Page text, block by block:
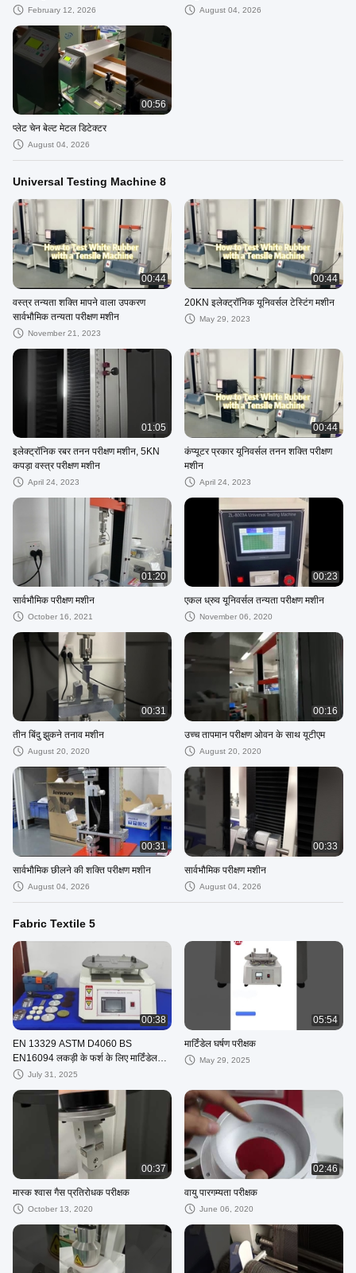
February 12, 2026 August 04, 2026
00:56
प्लेट चेन बेल्ट मेटल डिटेक्टर
August 04, 2026
Universal Testing Machine 8
00:44
वस्त्र तन्यता शक्ति मापने वाला उपकरण
सार्वभौमिक तन्यता परीक्षण मशीन
November 21, 2023
00:44
20KN इलेक्ट्रॉनिक यूनिवर्सल टेस्टिंग मशीन
May 29, 2023
01:05
इलेक्ट्रॉनिक रबर तनन परीक्षण मशीन, 5KN
कपड़ा वस्त्र परीक्षण मशीन
April 24, 2023
00:44
कंप्यूटर प्रकार यूनिवर्सल तनन शक्ति परीक्षण
मशीन
April 24, 2023
01:20
सार्वभौमिक परीक्षण मशीन
October 16, 2021
00:23
एकल ध्रुव यूनिवर्सल तन्यता परीक्षण मशीन
November 06, 2020
00:31
तीन बिंदु झुकने तनाव मशीन
August 20, 2020
00:16
उच्च तापमान परीक्षण ओवन के साथ यूटीएम
August 20, 2020
00:31
सार्वभौमिक छीलने की शक्ति परीक्षण मशीन
August 04, 2026
00:33
सार्वभौमिक परीक्षण मशीन
August 04, 2026
Fabric Textile 5
00:38
EN 13329 ASTM D4060 BS
EN16094 लकड़ी के फर्श के लिए मार्टिंडेल
घर्षण परीक्षक मार्टिंडेल घर्षण मशीन
July 31, 2025
05:54
मार्टिंडेल घर्षण परीक्षक
May 29, 2025
00:37
मास्क श्वास गैस प्रतिरोधक परीक्षक
October 13, 2020
02:46
वायु पारगम्यता परीक्षक
June 06, 2020